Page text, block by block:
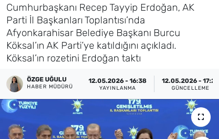
Cumhurbaşkanı Recep Tayyip Erdoğan, AK
Parti İl Başkanları Toplantısı’nda
Afyonkarahisar Belediye Başkanı Burcu
Köksal’ın AK Parti’ye katıldığını açıkladı.
Köksal’ın rozetini Erdoğan taktı
ÖZGE UĞULU
HABER MÜDÜRÜ
12.05.2026 - 16:38
YAYINLANMA
12.05.2026 - 17:26
GÜNCELLEME
Magazin
Foto Galeri
Künye
İletişim